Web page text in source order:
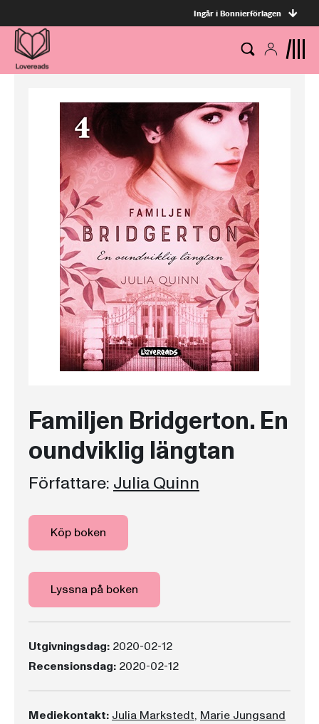
Ingår i Bonnierförlagen
Familjen Bridgerton. En
oundviklig längtan
Författare: Julia Quinn
Köp boken
Lyssna på boken
Utgivningsdag: 2020-02-12
Recensionsdag: 2020-02-12
Mediekontakt: Julia Markstedt, Marie Jungsand